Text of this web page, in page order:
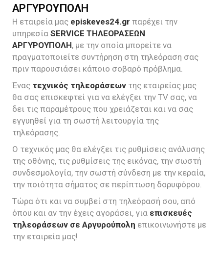
ΑΡΓΥΡΟΥΠΟΛΗ
Η εταιρεία μας episkeves24.gr παρέχει την
υπηρεσία SERVICE ΤΗΛΕΟΡΑΣΕΩΝ
ΑΡΓΥΡΟΥΠΟΛΗ, με την οποία μπορείτε να
πραγματοποιείτε συντήρηση στη τηλεόραση σας
πριν παρουσιάσει κάποιο σοβαρό πρόβλημα.
Ένας τεχνικός τηλεοράσεων της εταιρείας μας
θα σας επισκεφτεί για να ελέγξει την TV σας, να
δει τις παραμέτρους που χρειάζεται και να σας
εγγυηθεί για τη σωστή λειτουργία της
τηλεόρασης.
Ο τεχνικός μας θα ελέγξει τις ρυθμίσεις ανάλυσης
της οθόνης, τις ρυθμίσεις της εικόνας, την σωστή
συνδεσμολογία, την σωστή σύνδεση με την κεραία,
την ποιότητα σήματος σε περίπτωση δορυφόρου.
Τώρα ότι και να συμβεί στη τηλεόρασή σου, από
όπου και αν την έχεις αγοράσει, για επισκευές
τηλεοράσεων σε Αργυρούπολη επικοινωνήστε με
την εταιρεία μας!